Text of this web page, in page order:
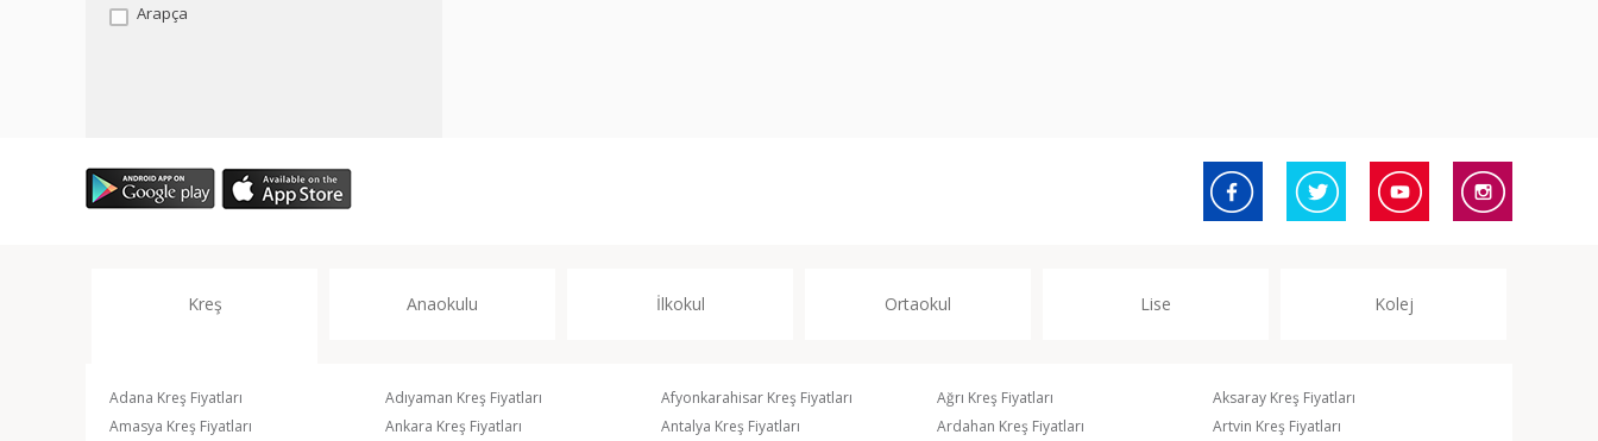
Arapça
Kreş Anaokulu İlkokul Ortaokul Lise Kolej
Adana Kreş Fiyatları Adıyaman Kreş Fiyatları Afyonkarahisar Kreş Fiyatları Ağrı Kreş Fiyatları
Aksaray Kreş Fiyatları
Amasya Kreş Fiyatları
Ankara Kreş Fiyatları Antalya Kreş Fiyatları Ardahan Kreş Fiyatları Artvin Kreş Fiyatları